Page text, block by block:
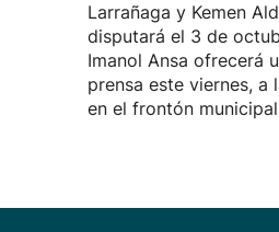
Larrañaga y Kemen
disputará el 3 de
Imanol Ansa ofrecerá
prensa este viernes, a
en el frontón